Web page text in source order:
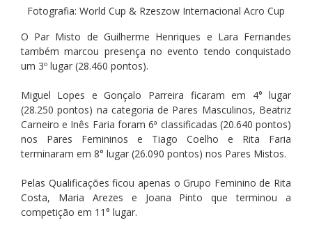
Fotografia: World Cup & Rzeszow Internacional Acro Cup
O Par Misto de Guilherme Henriques e Lara Fernandes
também marcou presença no evento tendo conquistado
um 3º lugar (28.460 pontos).
Miguel Lopes e Gonçalo Parreira ficaram em 4° lugar
(28.250 pontos) na categoria de Pares Masculinos, Beatriz
Carneiro e Inês Faria foram 6ª classificadas (20.640 pontos)
nos Pares Femininos e Tiago Coelho e Rita Faria
terminaram em 8° lugar (26.090 pontos) nos Pares Mistos.
Pelas Qualificações ficou apenas o Grupo Feminino de Rita
Costa, Maria Arezes e Joana Pinto que terminou a
competição em 11° lugar.